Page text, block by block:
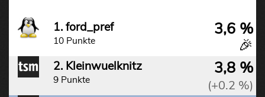
1. ford_pref
10 Punkte
3,6 %
🎉
2. Kleinwuelknitz
9 Punkte
3,8 %
(+0.2 %)